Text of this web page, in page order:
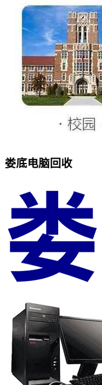
娄底电脑回收